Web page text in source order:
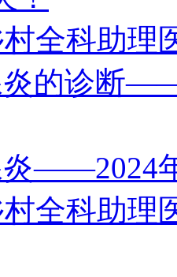
村全科助理
的诊断
——2024
全科助理